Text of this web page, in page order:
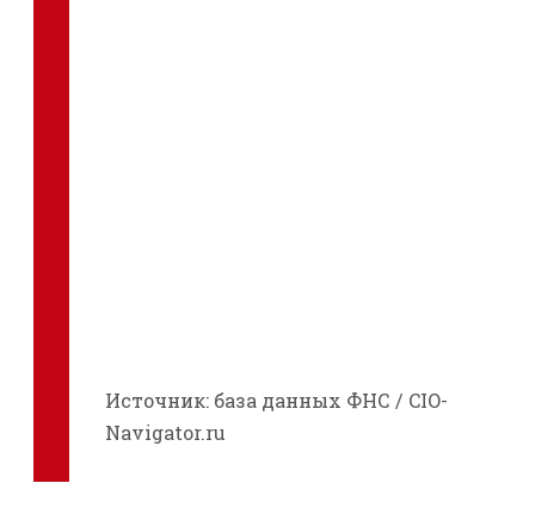
Источник: база данных ФНС / CIO-
Navigator.ru